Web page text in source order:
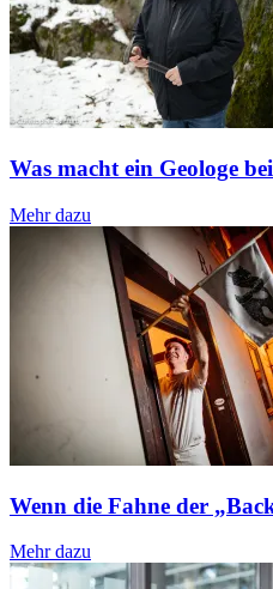
Was macht ein Geologe
Mehr dazu
Wenn die Fahne der
Mehr dazu